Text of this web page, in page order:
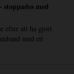
med
efter att ha gjort
med ett